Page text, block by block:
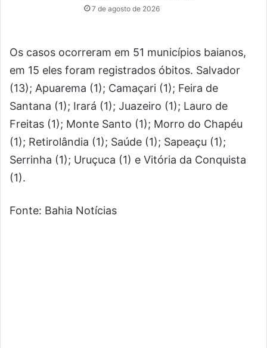
7 de agosto de 2026
Os casos ocorreram em 51 municípios baianos,
em 15 eles foram registrados óbitos. Salvador
(13); Apuarema (1); Camaçari (1); Feira de
Santana (1); Irará (1); Juazeiro (1); Lauro de
Freitas (1); Monte Santo (1); Morro do Chapéu
(1); Retirolândia (1); Saúde (1); Sapeaçu (1);
Serrinha (1); Uruçuca (1) e Vitória da Conquista
(1).
Fonte: Bahia Notícias